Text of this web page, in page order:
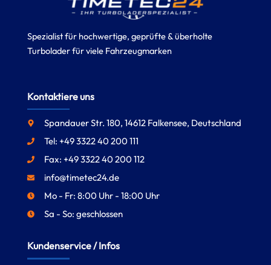
Spezialist für hochwertige, geprüfte & überholte
Turbolader für viele Fahrzeugmarken
Kontaktiere uns
Spandauer Str. 180, 14612 Falkensee, Deutschland
Tel: +49 3322 40 200 111
Fax: +49 3322 40 200 112
info@timetec24.de
Mo - Fr: 8:00 Uhr - 18:00 Uhr
Sa - So: geschlossen
Kundenservice / Infos